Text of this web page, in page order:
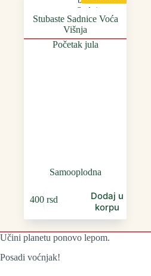
Stubaste Sadnice Voća
Višnja
Početak jula
Samooplodna
400 rsd
Dodaj u
korpu
Učini planetu ponovo lepom.
Posadi voćnjak!